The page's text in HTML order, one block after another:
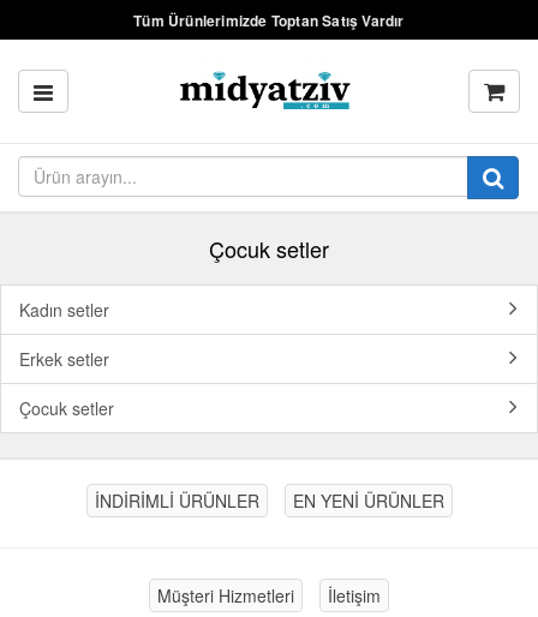
Tüm Ürünlerimizde Toptan Satış Vardır
Çocuk setler
Kadın setler
Erkek setler
Çocuk setler
İNDİRİMLİ ÜRÜNLER EN YENİ ÜRÜNLER
Müşteri Hizmetleri İletişim